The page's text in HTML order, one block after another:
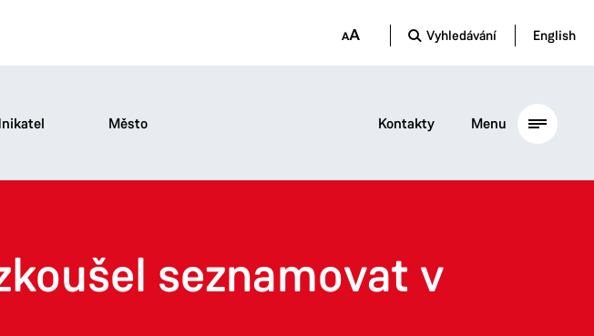
Vyhledávání English
Město Kontakty Menu
seznamovat v